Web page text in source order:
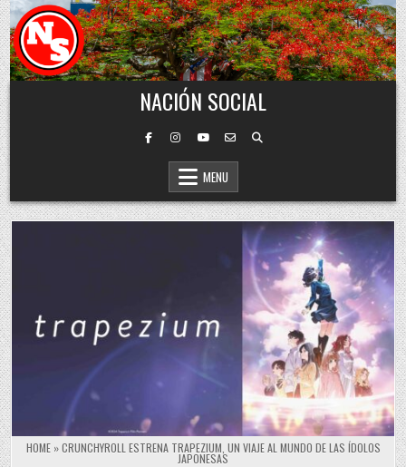
Skip to content
NACIÓN SOCIAL
MENU
HOME»CRUNCHYROLL ESTRENA TRAPEZIUM, UN VIAJE AL MUNDO DE LAS ÍDOLOS
JAPONESAS